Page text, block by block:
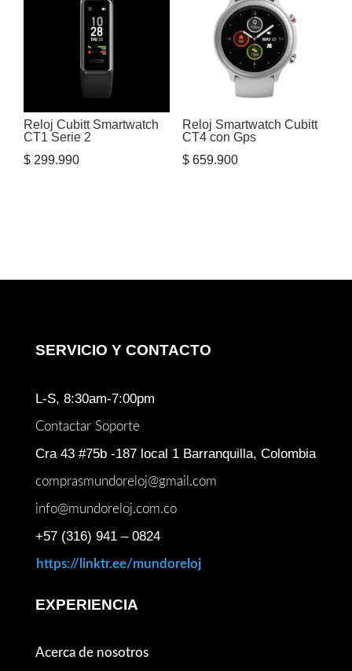
Reloj Cubitt Smartwatch
CT1 Serie 2
$ 299.990
Reloj Smartwatch Cubitt
CT4 con Gps
$659.900
SERVICIO Y CONTACTO
L-S, 8:30am-7:00pm
Contactar Soporte
Cra 43 #75b -187 local 1 Barranquilla, Colombia
comprasmundoreloj@gmail.com
info@mundoreloj.com.co
+57 (316) 941 – 0824
https://linktr.ee/mundoreloj
EXPERIENCIA
Acerca de nosotros